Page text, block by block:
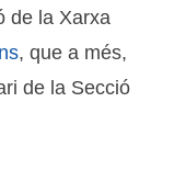
de la Xarxa
, que a més,
de la Secció